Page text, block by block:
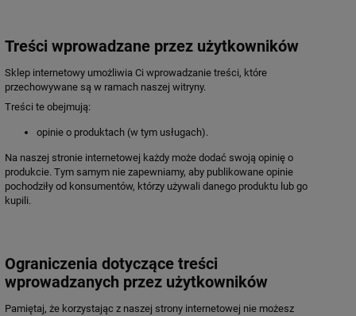
Treści wprowadzane przez użytkowników
Sklep internetowy umożliwia Ci wprowadzanie treści, które
przechowywane są w ramach naszej witryny.
Treści te obejmują:
opinie o produktach (w tym usługach).
Na naszej stronie internetowej każdy może dodać swoją opinię o
produkcie. Tym samym nie zapewniamy, aby publikowane opinie
pochodziły od konsumentów, którzy używali danego produktu lub go
kupili.
Ograniczenia dotyczące treści
wprowadzanych przez użytkowników
Pamiętaj, że korzystając z naszej strony internetowej nie możesz